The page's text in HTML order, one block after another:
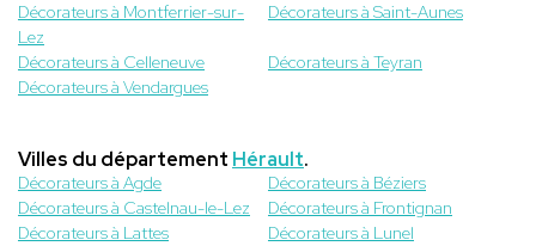
Décorateurs à Montferrier-sur-
Lez
Décorateurs à Saint-Aunes
Décorateurs à Celleneuve
Décorateurs à Teyran
Décorateurs à Vendargues
Villes du département Hérault.
Décorateurs à Agde
Décorateurs à Béziers
Décorateurs à Castelnau-le-Lez
Décorateurs à Frontignan
Décorateurs à Lattes
Décorateurs à Lunel